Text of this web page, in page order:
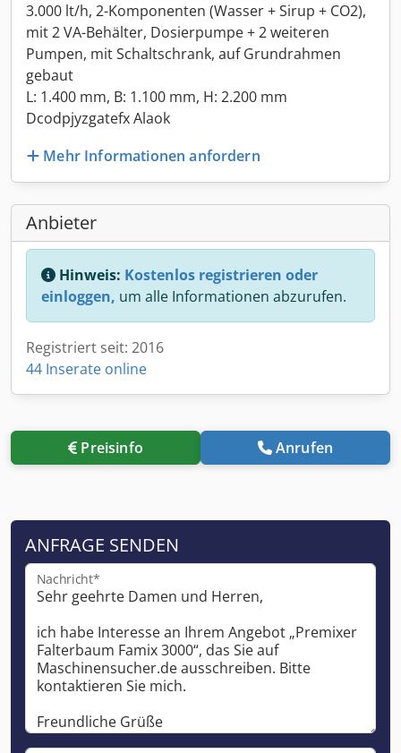
3.000 lt/h, 2-Komponenten (Wasser + Sirup + CO2),
mit 2 VA-Behälter, Dosierpumpe + 2 weiteren
Pumpen, mit Schaltschrank, auf Grundrahmen
gebaut
L: 1.400 mm, B: 1.100 mm, H: 2.200 mm
Dcodpjyzgatefx Alaok
Mehr Informationen anfordern
Anbieter
Hinweis: Kostenlos registrieren oder
einloggen, um alle Informationen abzurufen.
Registriert seit: 2016
44 Inserate online
Preisinfo Anrufen
ANFRAGE SENDEN
Nachricht*